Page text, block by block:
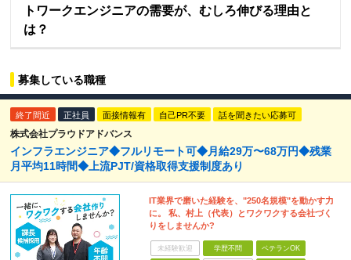
トワークエンジニアの需要が、むしろ伸びる理由と
は？
募集している職種
終了間近 正社員 面接情報有 自己PR不要 話を聞きたい応募可
株式会社プラウドアドバンス
インフラエンジニア◆フルリモート可◆月給29万〜68万円◆残業
月平均11時間◆上流PJT/資格取得支援制度あり
IT業界で磨いた経験を、"250名規模"を動かす力
に。 私、村上（代表）とワクワクする会社づく
りをしませんか?
未経験歓迎 学歴不問 ベテランOK